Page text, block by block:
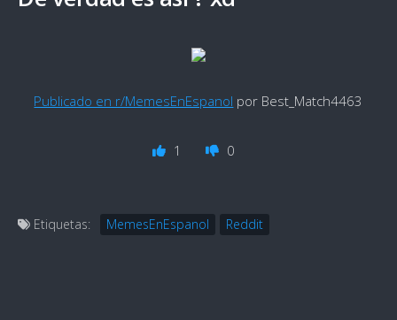
Publicado en r/MemesEnEspanol por Best_Match4463
1 0
Etiquetas: MemesEnEspanol Reddit